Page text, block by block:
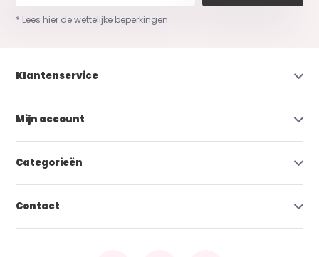
* Lees hier de wettelijke beperkingen
Klantenservice
Mijn account
Categorieën
Contact